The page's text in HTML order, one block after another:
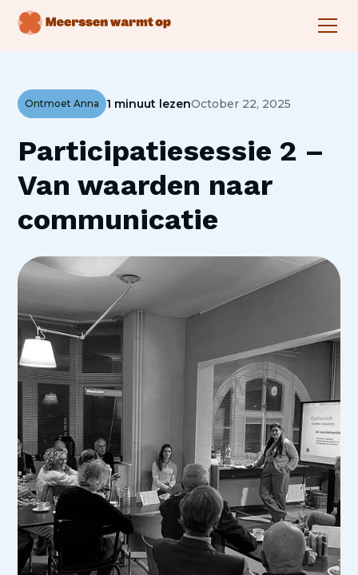
Ontmoet Anna 1 minuut lezenOctober 22, 2025
Participatiesessie 2 –
Van waarden naar
communicatie